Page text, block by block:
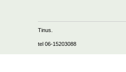
Tinus.
tel 06-15203088